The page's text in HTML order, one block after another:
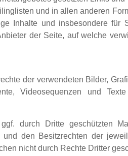
und in allen anderen
Inhalte und insbesondere
der Seite, auf welche
der verwendeten Bilder,
Videosequenzen und
durch Dritte geschützten
den Besitzrechten der
nicht durch Rechte Dritter